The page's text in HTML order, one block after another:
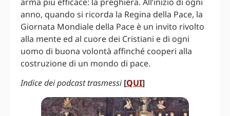
anno, quando si ricorda la Regina della Pace, la
Giornata Mondiale della Pace è un invito rivolto
alla mente ed al cuore dei Cristiani e di ogni
uomo di buona volontà affinché cooperi alla
costruzione di un mondo di pace.
Indice dei podcast trasmessi[QUI]